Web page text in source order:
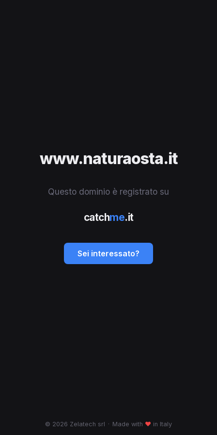
www.naturaosta.it
Questo dominio è registrato su
catchme.it
Sei interessato?
© 2026 Zelatech srl · Made with ♥ in Italy